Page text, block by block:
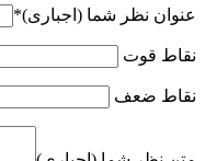
عنوان نظر شما (اجباری)*
نقاط قوت
نقاط ضعف